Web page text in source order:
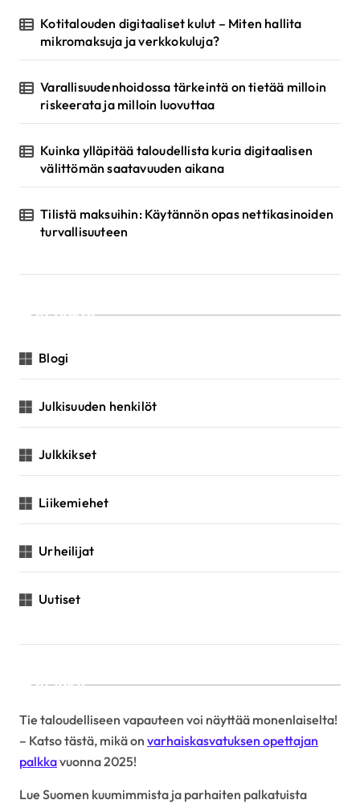
u
Kotitalouden digitaaliset kulut – Miten hallita
mikromaksuja ja verkkokuluja?
Varallisuudenhoidossa tärkeintä on tietää milloin
riskeerata ja milloin luovuttaa
Kuinka ylläpitää taloudellista kuria digitaalisen
välittömän saatavuuden aikana
Tilistä maksuihin: Käytännön opas nettikasinoiden
turvallisuuteen
Luokat
Blogi
Julkisuuden henkilöt
Julkkikset
Liikemiehet
Urheilijat
Uutiset
Linkit
Tie taloudelliseen vapauteen voi näyttää monenlaiselta!
– Katso tästä, mikä on varhaiskasvatuksen opettajan
palkkavuonna 2025!
Lue Suomen kuumimmista ja parhaiten palkatuista